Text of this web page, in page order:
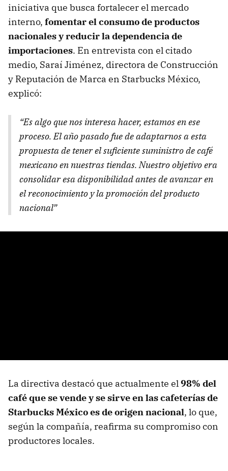
iniciativa que busca fortalecer el mercado
interno, fomentar el consumo de productos
nacionales y reducir la dependencia de
importaciones. En entrevista con el citado
medio, Saraí Jiménez, directora de Construcción
y Reputación de Marca en Starbucks México,
explicó:
“Es algo que nos interesa hacer, estamos en ese
proceso. El año pasado fue de adaptarnos a esta
propuesta de tener el suficiente suministro de café
mexicano en nuestras tiendas. Nuestro objetivo era
consolidar esa disponibilidad antes de avanzar en
el reconocimiento y la promoción del producto
nacional”
La directiva destacó que actualmente el98% del
café que se vende y se sirve en las cafeterías de
Starbucks México es de origen nacional, lo que,
según la compañía, reafirma su compromiso con
productores locales.